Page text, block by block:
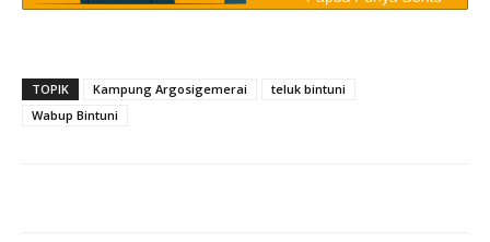
TOPIK Kampung Argosigemerai
teluk bintuni
Wabup Bintuni